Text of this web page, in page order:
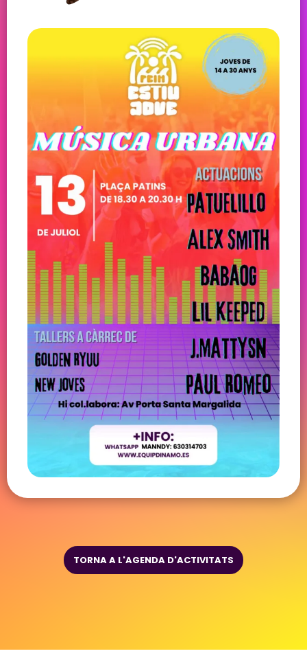
TORNA A L'AGENDA D'ACTIVITATS